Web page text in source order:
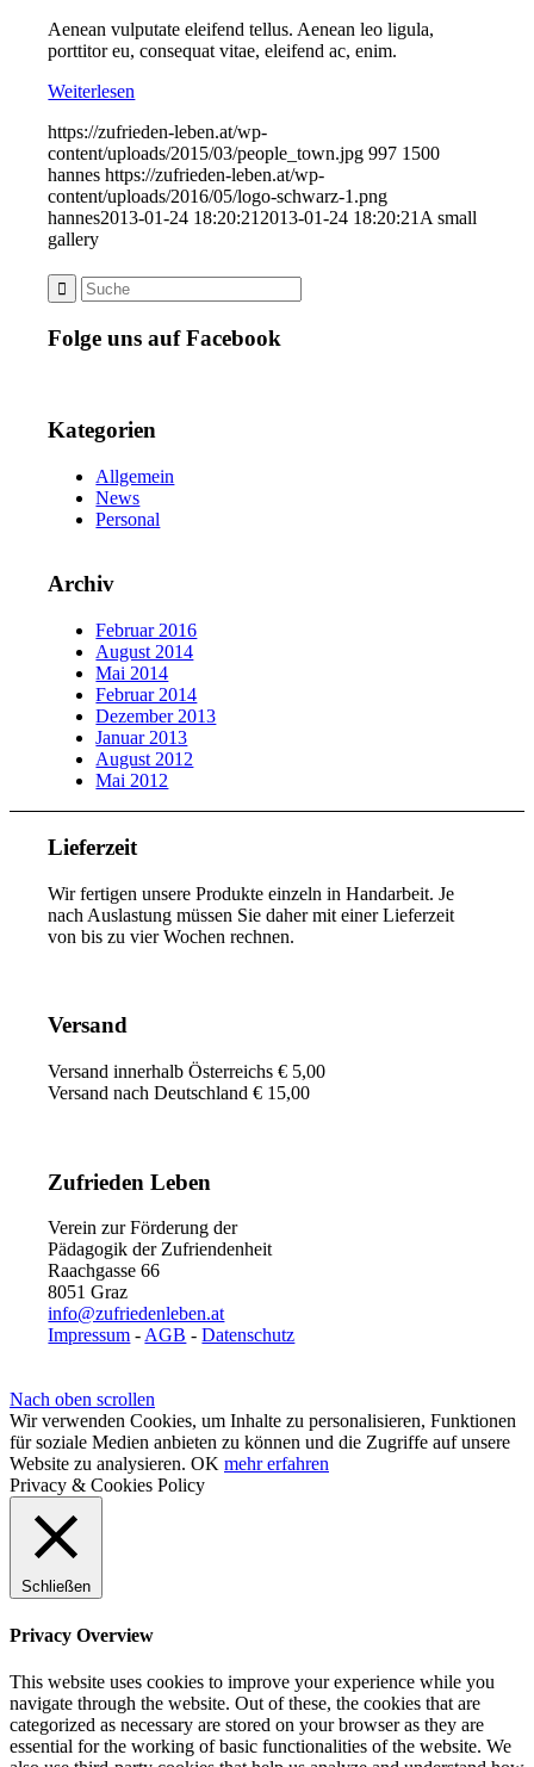
Aenean vulputate eleifend tellus. Aenean leo ligula,
porttitor eu, consequat vitae, eleifend ac, enim.
Weiterlesen
https://zufrieden-leben.at/wp-
content/uploads/2015/03/people_town.jpg 997 1500
hannes https://zufrieden-leben.at/wp-
content/uploads/2016/05/logo-schwarz-1.png
hannes2013-01-24 18:20:21 2013-01-24 18:20:21 A small
gallery
Folge uns auf Facebook
Kategorien
Allgemein
News
Personal
Archiv
Februar 2016
August 2014
Mai 2014
Februar 2014
Dezember 2013
Januar 2013
August 2012
Mai 2012
Lieferzeit
Wir fertigen unsere Produkte einzeln in Handarbeit. Je
nach Auslastung müssen Sie daher mit einer Lieferzeit
von bis zu vier Wochen rechnen.
Versand
Versand innerhalb Österreichs € 5,00
Versand nach Deutschland € 15,00
Zufrieden Leben
Verein zur Förderung der
Pädagogik der Zufriendenheit
Raachgasse 66
8051 Graz
info@zufriedenleben.at
Impressum -AGB -Datenschutz
Nach oben scrollen
Wir verwenden Cookies, um Inhalte zu personalisieren, Funktionen
für soziale Medien anbieten zu können und die Zugriffe auf unsere
Website zu analysieren. OK mehr erfahren
Privacy & Cookies Policy
Schließen
Privacy Overview
This website uses cookies to improve your experience while you
navigate through the website. Out of these, the cookies that are
categorized as necessary are stored on your browser as they are
essential for the working of basic functionalities of the website. We